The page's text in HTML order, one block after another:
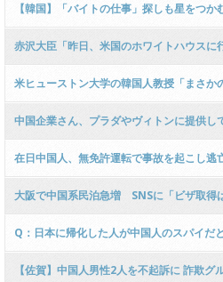
に？とツッコミ殺到 …
Temu・SHEINに打撃
【韓国】「バイトの仕事」探しも星をつ
刻な“採用干ばつ”
赤沢大臣「昨日、米国のホワイトハウス
報告せい！」 → 赤沢大臣「外交交渉中だか
ｗｗｗｗｗｗｗｗｗ
米ヒューストン大学の韓国人教授「まさか
なりました」…移民取り締まり強化
中国企業さん、プラダやヴィトンに提供
販売し始めてしまう
在日中国人、無免許運転で事故を起こし逃
立ち去った！」 → なお、容疑者は過去４
いた模様 ………
大阪で中国系民泊急増 SNSに「ビザ取得
に」
Q：日本に帰化した人が中国人のスパイだ
る？ → 与党側からの衝撃的な回答がネッ
【佐賀】中国人男性2人を不起訴に 詐欺